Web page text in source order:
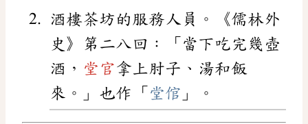
酒樓茶坊的服務人員。《儒林外
史》第二八回：「當下吃完幾壺
酒， 堂官拿上肘子、湯和飯
來。」也作「 堂倌 」。